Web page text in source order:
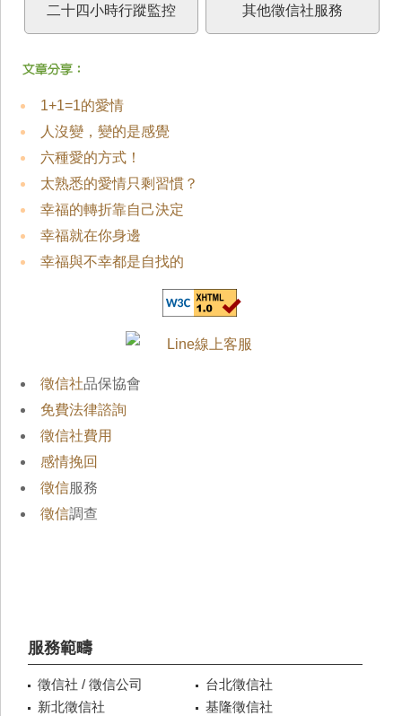
二十四小時行蹤監控 其他徵信社服務
1+1=1的愛情
人沒變，變的是感覺
六種愛的方式！
太熟悉的愛情只剩習慣？
幸福的轉折靠自己決定
幸福就在你身邊
幸福與不幸都是自找的
徵信社品保協會
免費法律諮詢
徵信社費用
感情挽回
徵信服務
徵信調查
服務範疇
徵信社 / 徵信公司
台北徵信社
新北徵信社
基隆徵信社